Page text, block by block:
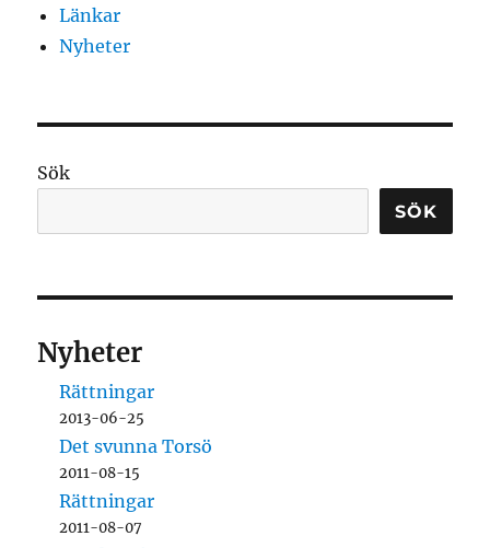
Länkar
Nyheter
Sök
SÖK
Nyheter
Rättningar
2013-06-25
Det svunna Torsö
2011-08-15
Rättningar
2011-08-07